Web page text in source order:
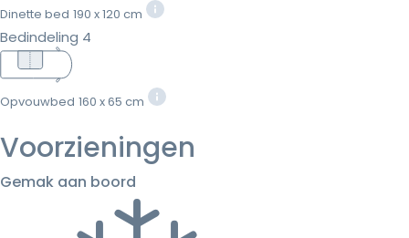
Dinette bed 190 x 120 cm
Bedindeling 4
Opvouwbed 160 x 65 cm
Voorzieningen
Gemak aan boord